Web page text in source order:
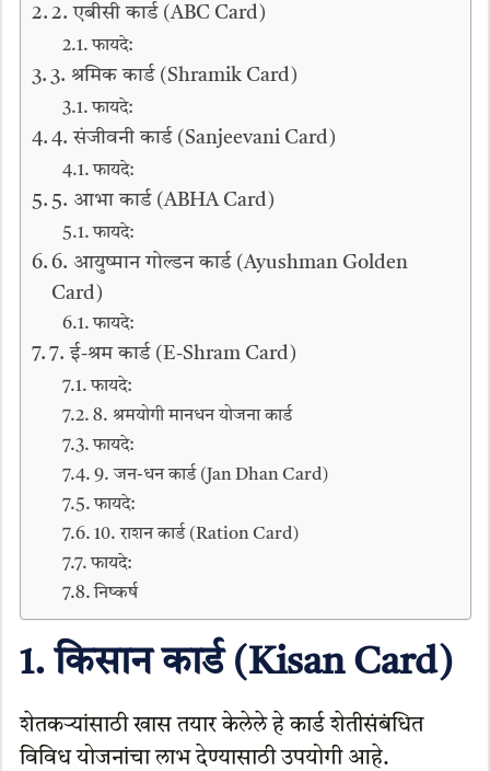
2. एबीसी कार्ड (ABC Card)
फायदे:
3. श्रमिक कार्ड (Shramik Card)
फायदे:
4. संजीवनी कार्ड (Sanjeevani Card)
फायदे:
5. आभा कार्ड (ABHA Card)
फायदे:
6. आयुष्मान गोल्डन कार्ड (Ayushman Golden
Card)
फायदे:
7. ई-श्रम कार्ड (E-Shram Card)
फायदे:
8. श्रमयोगी मानधन योजना कार्ड
फायदे:
9. जन-धन कार्ड (Jan Dhan Card)
फायदे:
10. राशन कार्ड (Ration Card)
फायदे:
निष्कर्ष
1. किसान कार्ड (Kisan Card)
शेतकऱ्यांसाठी खास तयार केलेले हे कार्ड शेतीसंबंधित
विविध योजनांचा लाभ देण्यासाठी उपयोगी आहे.